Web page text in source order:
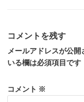
コメントを残す
メールアドレスが公開
いる欄は必須項目です
コメント ※